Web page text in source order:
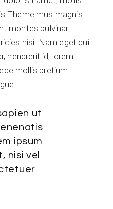
Theme mus magnis
montes pulvinar.
nisi. Nam eget dui.
hendrerit id, lorem.
mollis pretium.
ut
ipsum
nisi vel